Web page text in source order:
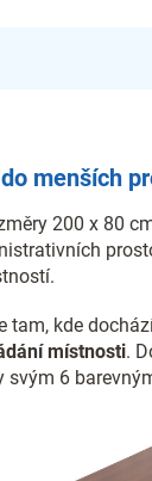
menších
200 x 80
tam, kde
místnosti.
svým 6